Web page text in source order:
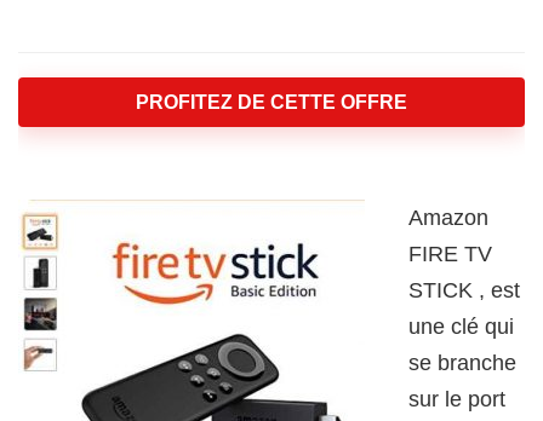
PROFITEZ DE CETTE OFFRE
Amazon
FIRE TV
STICK , est
une clé qui
se branche
sur le port